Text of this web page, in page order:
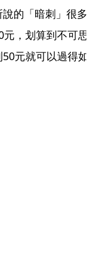
的「暗刺」很多
，划算到不可思
元就可以過得如